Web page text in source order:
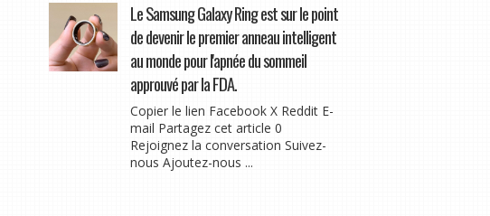
Le Samsung Galaxy Ring est sur le point
de devenir le premier anneau intelligent
au monde pour l'apnée du sommeil
approuvé par la FDA.
Copier le lien Facebook X Reddit E-
mail Partagez cet article 0
Rejoignez la conversation Suivez-
nous Ajoutez-nous ...